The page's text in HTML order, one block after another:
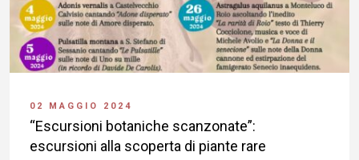
02 MAGGIO 2024
“Escursioni botaniche scanzonate”:
escursioni alla scoperta di piante rare